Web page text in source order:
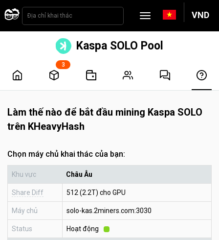
VND
Kaspa SOLO Pool
3
Làm thế nào để bắt đầu mining Kaspa SOLO
trên KHeavyHash
Chọn máy chủ khai thác của bạn:
Khu vực Châu Âu
Share Diff 512 (2.2T) cho GPU
Máy chủ solo-kas.2miners.com:3030
Status Hoạt động